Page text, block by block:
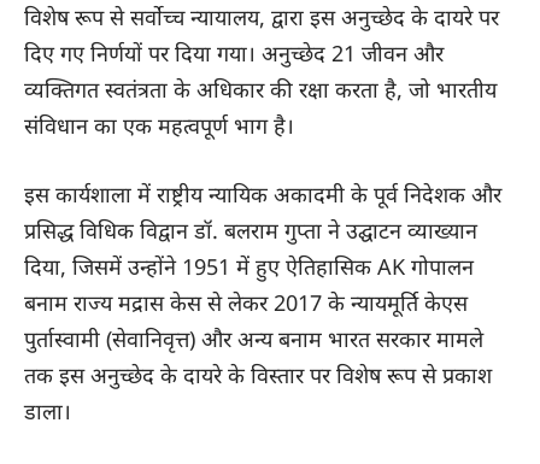
विशेष रूप से सर्वोच्च न्यायालय, द्वारा इस अनुच्छेद के दायरे पर
दिए गए निर्णयों पर दिया गया। अनुच्छेद 21 जीवन और
व्यक्तिगत स्वतंत्रता के अधिकार की रक्षा करता है, जो भारतीय
संविधान का एक महत्वपूर्ण भाग है।
इस कार्यशाला में राष्ट्रीय न्यायिक अकादमी के पूर्व निदेशक और
प्रसिद्ध विधिक विद्वान डॉ. बलराम गुप्ता ने उद्घाटन व्याख्यान
दिया, जिसमें उन्होंने 1951 में हुए ऐतिहासिक AK गोपालन
बनाम राज्य मद्रास केस से लेकर 2017 के न्यायमूर्ति केएस
पुर्तास्वामी (सेवानिवृत्त) और अन्य बनाम भारत सरकार मामले
तक इस अनुच्छेद के दायरे के विस्तार पर विशेष रूप से प्रकाश
डाला।